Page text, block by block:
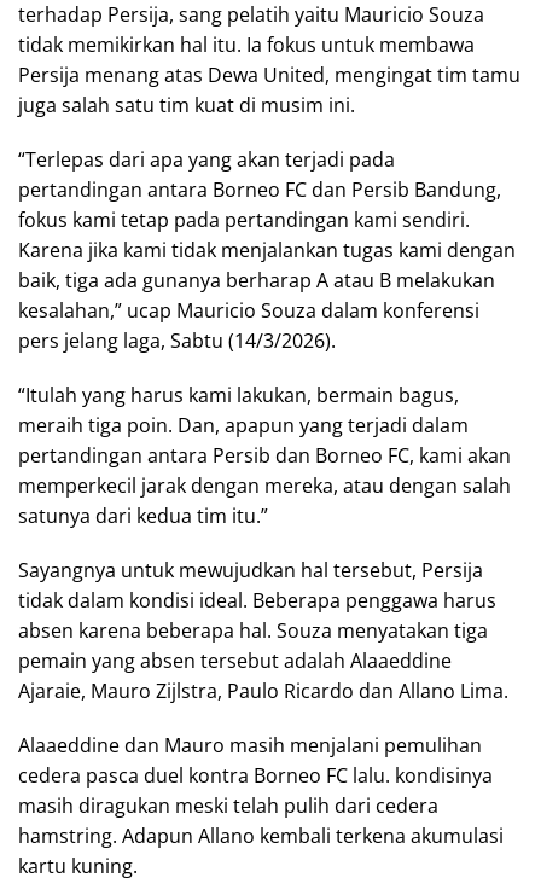
terhadap Persija, sang pelatih yaitu Mauricio Souza
tidak memikirkan hal itu. Ia fokus untuk membawa
Persija menang atas Dewa United, mengingat tim tamu
juga salah satu tim kuat di musim ini.
“Terlepas dari apa yang akan terjadi pada
pertandingan antara Borneo FC dan Persib Bandung,
fokus kami tetap pada pertandingan kami sendiri.
Karena jika kami tidak menjalankan tugas kami dengan
baik, tiga ada gunanya berharap A atau B melakukan
kesalahan,” ucap Mauricio Souza dalam konferensi
pers jelang laga, Sabtu (14/3/2026).
“Itulah yang harus kami lakukan, bermain bagus,
meraih tiga poin. Dan, apapun yang terjadi dalam
pertandingan antara Persib dan Borneo FC, kami akan
memperkecil jarak dengan mereka, atau dengan salah
satunya dari kedua tim itu.”
Sayangnya untuk mewujudkan hal tersebut, Persija
tidak dalam kondisi ideal. Beberapa penggawa harus
absen karena beberapa hal. Souza menyatakan tiga
pemain yang absen tersebut adalah Alaaeddine
Ajaraie, Mauro Zijlstra, Paulo Ricardo dan Allano Lima.
Alaaeddine dan Mauro masih menjalani pemulihan
cedera pasca duel kontra Borneo FC lalu. kondisinya
masih diragukan meski telah pulih dari cedera
hamstring. Adapun Allano kembali terkena akumulasi
kartu kuning.